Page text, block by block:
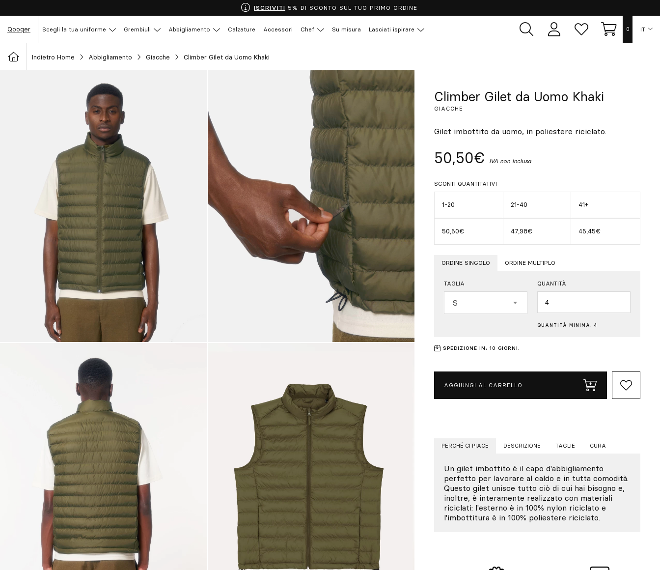
ISCRIVITI 5% DI SCONTO SUL TUO PRIMO ORDINE
Qooqer Scegli la tua uniforme Grembiuli Abbigliamento Calzature Accessori Chef Su misura Lasciati ispirare
Area
utente
Lista
dei
Carrello
0 IT
Indietro Home Abbigliamento Giacche Climber Gilet da Uomo Khaki
Climber Gilet da Uomo Khaki
GIACCHE
Gilet imbottito da uomo, in poliestere riciclato.
50,50€ IVA non inclusa
SCONTI QUANTITATIVI
1-20 21-40 41+
50,50€ 47,98€ 45,45€
ORDINE SINGOLO ORDINE MULTIPLO
TAGLIA
S
QUANTITÀ
QUANTITÀ MINIMA: 4
SPEDIZIONE IN: 10 GIORNI.
AGGIUNGI AL CARRELLO
PERCHÉ CI PIACE DESCRIZIONE TAGLIE CURA
Un gilet imbottito è il capo d'abbigliamento
perfetto per lavorare al caldo e in tutta comodità.
Questo gilet unisce tutto ciò di cui hai bisogno e,
inoltre, è interamente realizzato con materiali
riciclati: l'esterno è in 100% nylon riciclato e
l'imbottitura è in 100% poliestere riciclato.